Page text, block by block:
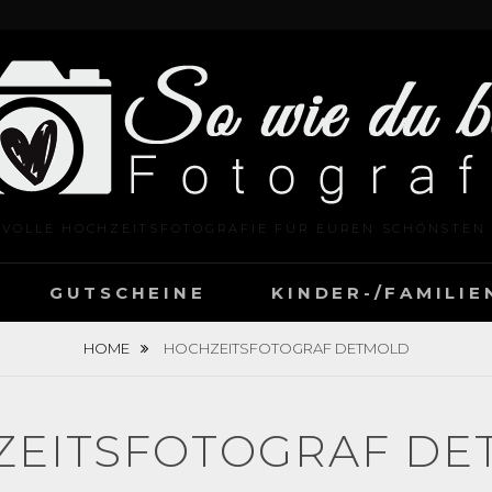
HOCHZEITSFOTOGRAFIE FÜR EUREN SCHÖNSTEN
GUTSCHEINE KINDER-/
HOME HOCHZEITSFOTOGRAF DETMOLD